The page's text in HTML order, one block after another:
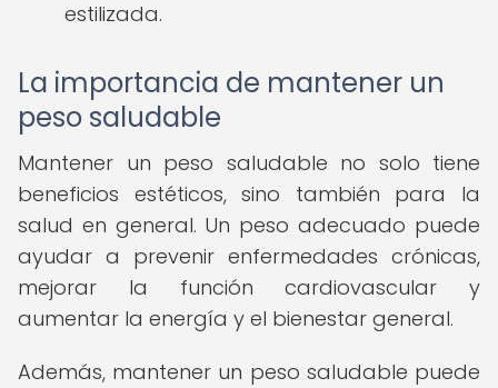
estilizada.
La importancia de mantener un
peso saludable
Mantener un peso saludable no solo tiene
beneficios estéticos, sino también para la
salud en general. Un peso adecuado puede
ayudar a prevenir enfermedades crónicas,
mejorar la función cardiovascular y
aumentar la energía y el bienestar general.
Además, mantener un peso saludable puede